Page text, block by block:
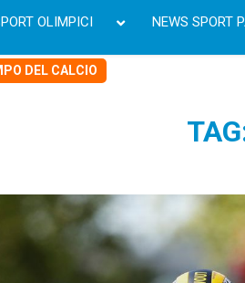
OLIMPICI NEWS SPORT
DEL CALCIO